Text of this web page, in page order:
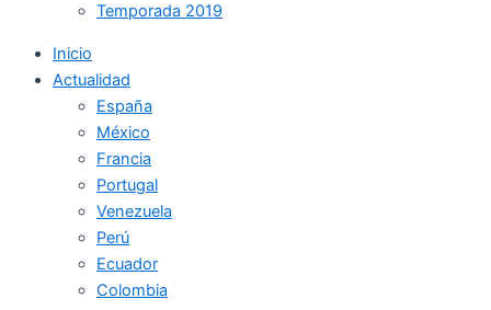
Temporada 2019
Inicio
Actualidad
España
México
Francia
Portugal
Venezuela
Perú
Ecuador
Colombia